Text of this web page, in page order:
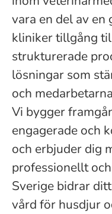
vara en del av
kliniker tillgång
strukturerade
lösningar som
och
Vi bygger
engagerade och
och erbjuder dig
professionellt
Sverige bidrar
vård för husdjur